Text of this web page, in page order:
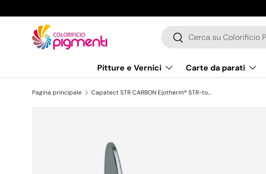
Passa ai contenuti
Cerca
Cerca
Pitture e Vernici Carte da parati
Pagina principale Capatect STR CARBON Ejotherm® STR-tool 2GE